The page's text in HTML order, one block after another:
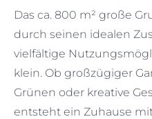
Das ca. 800 m² große
durch seinen idealen
vielfältige
klein. Ob großzügiger
Grünen oder kreative
entsteht ein Zuhause